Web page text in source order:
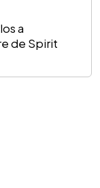
a
de Spirit